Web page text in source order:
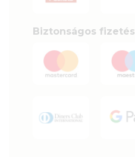
Biztonságos fizetés